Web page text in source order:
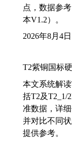
点，数据参
本V1.2）。
2026年8月4日
T2紫铜国标
本文系统解
括T2及T2_1/
准数据，详
并对比不同
提供参考。